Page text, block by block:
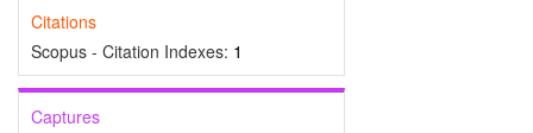
Citations
Scopus - Citation Indexes: 1
Captures